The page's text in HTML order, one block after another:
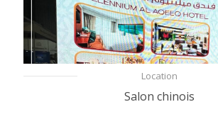
Location
Salon chinois